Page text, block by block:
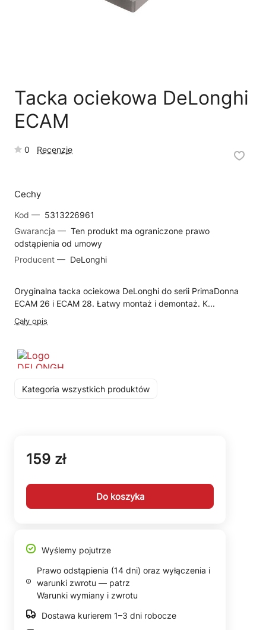
Tacka ociekowa DeLonghi
ECAM
0 Recenzje
Cechy
Kod — 5313226961
Gwarancja — Ten produkt ma ograniczone prawo
odstąpienia od umowy
Producent — DeLonghi
Oryginalna tacka ociekowa DeLonghi do serii PrimaDonna
ECAM 26 i ECAM 28. Łatwy montaż i demontaż. K...
Cały opis
Kategoria wszystkich produktów
159 zł
Do koszyka
Wyślemy pojutrze
Prawo odstąpienia (14 dni) oraz wyłączenia i
warunki zwrotu — patrz
Warunki wymiany i zwrotu
Dostawa kurierem 1–3 dni robocze